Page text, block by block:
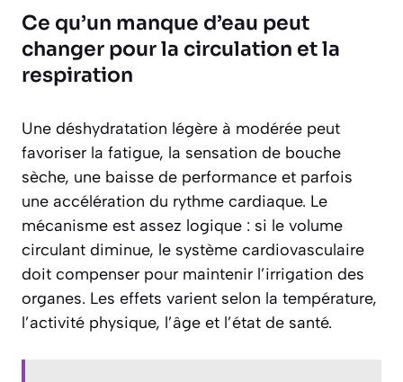
Ce qu’un manque d’eau peut
changer pour la circulation et la
respiration
Une déshydratation légère à modérée peut
favoriser la fatigue, la sensation de bouche
sèche, une baisse de performance et parfois
une accélération du rythme cardiaque. Le
mécanisme est assez logique : si le volume
circulant diminue, le système cardiovasculaire
doit compenser pour maintenir l’irrigation des
organes. Les effets varient selon la température,
l’activité physique, l’âge et l’état de santé.